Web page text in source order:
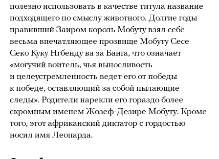
полезно использовать в качестве титула название
подходящего по смыслу животного. Долгие годы
правивший Заиром король Мобуту взял себе
весьма впечатляющее прозвище Мобуту Сесе
Секо Куку Нгбенду ва за Банга, что означает
«могучий воитель, чья выносливость
и целеустремленность ведет его от победы
к победе, оставляющий за собой пылающие
следы». Родители нарекли его гораздо более
скромным именем Жозеф-Дезире Мобуту. Кроме
того, этот африканский диктатор с гордостью
носил имя Леопарда.